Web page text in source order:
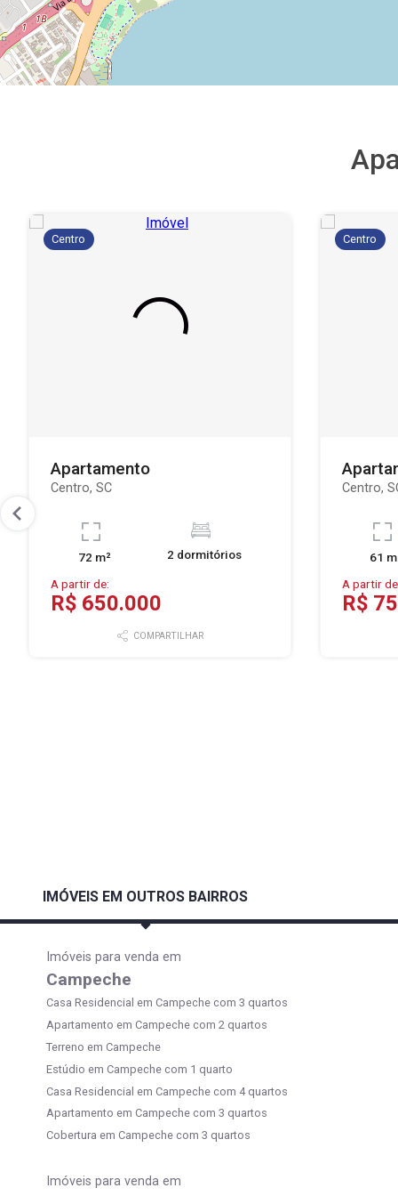
Centro
Apartamento
Centro, SC
72 m² 2 dormitórios
A partir de:
R$ 650.000
COMPARTILHAR
Centro
Centro,
61
A partir
R$
IMÓVEIS EM OUTROS BAIRROS
Imóveis para venda em
Campeche
Casa Residencial em Campeche com 3 quartos
Apartamento em Campeche com 2 quartos
Terreno em Campeche
Estúdio em Campeche com 1 quarto
Casa Residencial em Campeche com 4 quartos
Apartamento em Campeche com 3 quartos
Cobertura em Campeche com 3 quartos
Imóveis para venda em